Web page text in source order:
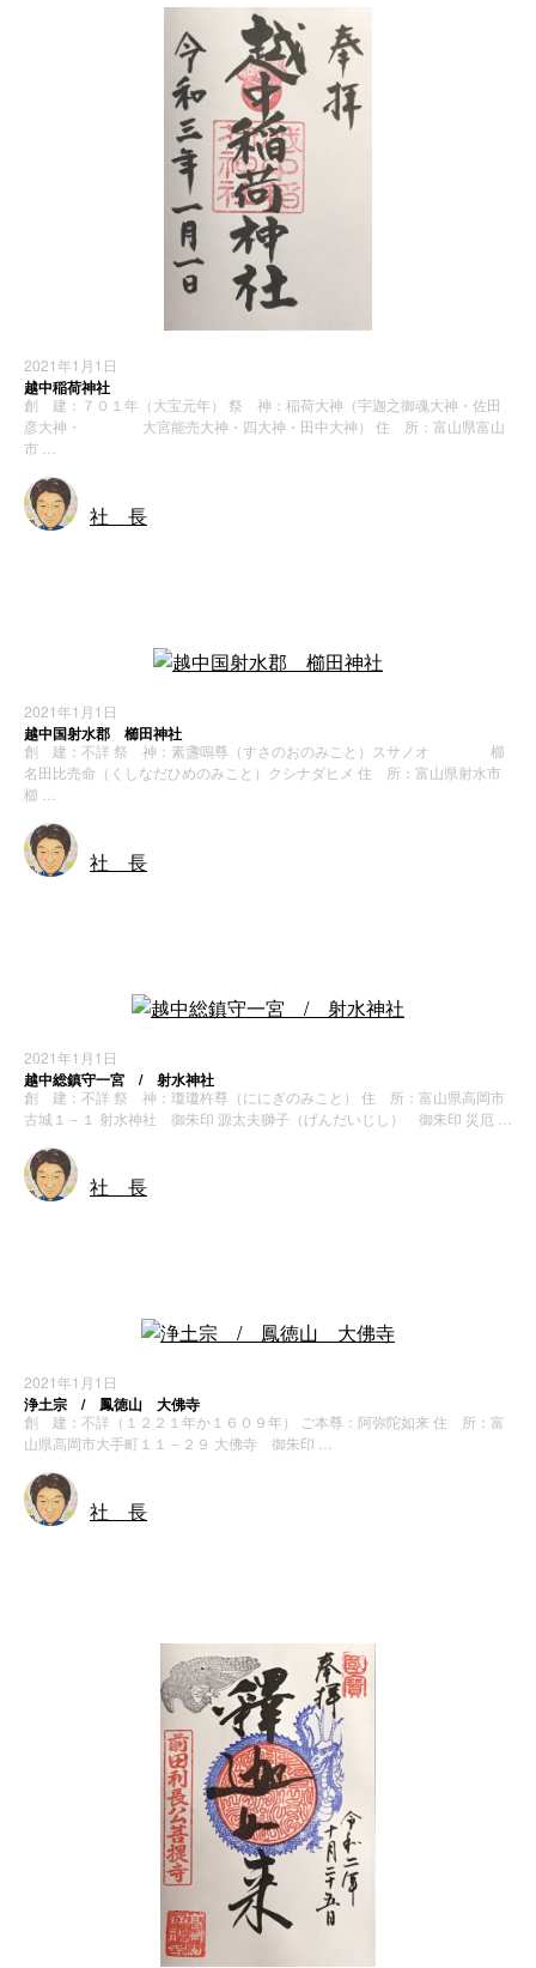
2021年1月1日
越中稲荷神社
創 建：７０１年（大宝元年） 祭 神：稲荷大神（宇迦之御魂大神・佐田
彦大神・ 大宮能売大神・四大神・田中大神） 住 所：富山県富山
市 …
社 長
2021年1月1日
越中国射水郡 櫛田神社
創 建：不詳 祭 神：素盞嗚尊（すさのおのみこと）スサノオ 櫛
名田比売命（くしなだひめのみこと）クシナダヒメ 住 所：富山県射水市
櫛 …
社 長
2021年1月1日
越中総鎮守一宮 / 射水神社
創 建：不詳 祭 神：瓊瓊杵尊（ににぎのみこと） 住 所：富山県高岡市
古城１－１ 射水神社 御朱印 源太夫獅子（げんだいじし） 御朱印 災厄 …
社 長
2021年1月1日
浄土宗 / 鳳徳山 大佛寺
創 建：不詳（１２２１年か１６０９年） ご本尊：阿弥陀如来 住 所：富
山県高岡市大手町１１－２９ 大佛寺 御朱印 …
社 長